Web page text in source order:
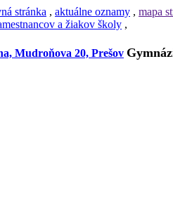
stránka , aktuálne oznamy , mapa
a žiakov školy ,